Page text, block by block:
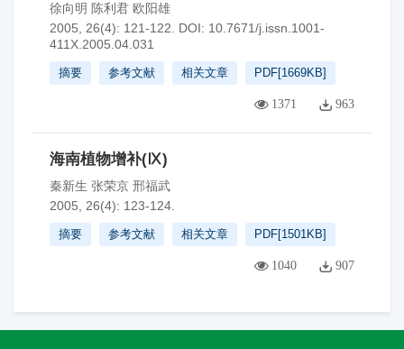
徐向明 陈利君 欧阳雄
2005, 26(4): 121-122.
DOI: 10.7671/j.issn.1001-
411X.2005.04.031
摘要 参考文献 相关文章 PDF[1669KB]
1371 963
海南植物增补(Ⅸ)
秦新生 张荣京 邢福武
2005, 26(4): 123-124.
摘要 参考文献 相关文章 PDF[1501KB]
1040 907